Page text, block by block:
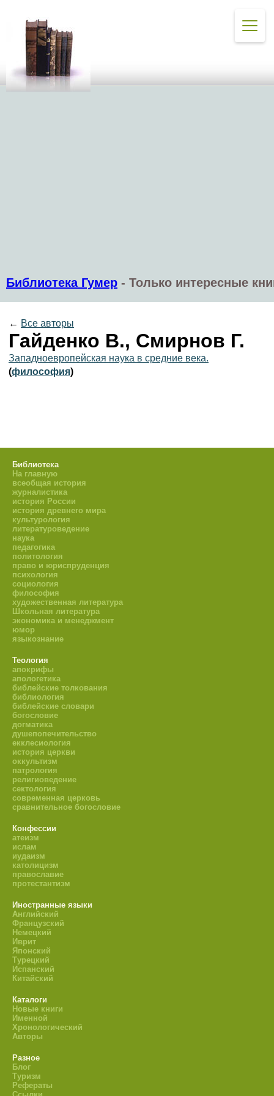
Библиотека Гумер - Только интересные
← Все авторы
Гайденко В., Смирнов Г.
Западноевропейская наука в средние века.
(философия)
Библиотека
На главную
всеобщая история
журналистика
история России
история древнего мира
культурология
литературоведение
наука
педагогика
политология
право и юриспруденция
психология
социология
философия
художественная литература
Школьная литература
экономика и менеджмент
юмор
языкознание
Теология
апокрифы
апологетика
библейские толкования
библиология
библейские словари
богословие
догматика
душепопечительство
екклесиология
история церкви
оккультизм
патрология
религиоведение
сектология
современная церковь
сравнительное богословие
Конфессии
атеизм
ислам
иудаизм
католицизм
православие
протестантизм
Иностранные языки
Английский
Французский
Немецкий
Иврит
Японский
Турецкий
Испанский
Китайский
Каталоги
Новые книги
Именной
Хронологический
Авторы
Разное
Блог
Туризм
Рефераты